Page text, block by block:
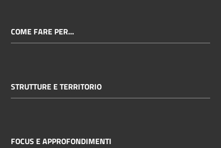
COME FARE PER...
STRUTTURE E TERRITORIO
FOCUS E APPROFONDIMENTI